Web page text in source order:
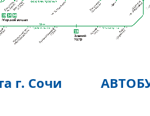
г. Сочи